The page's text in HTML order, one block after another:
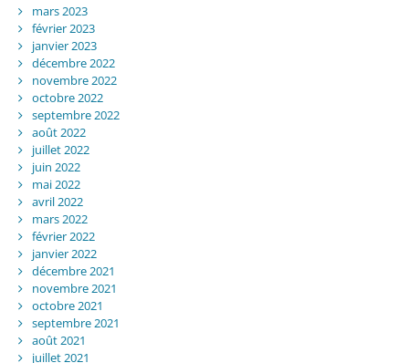
mars 2023
février 2023
janvier 2023
décembre 2022
novembre 2022
octobre 2022
septembre 2022
août 2022
juillet 2022
juin 2022
mai 2022
avril 2022
mars 2022
février 2022
janvier 2022
décembre 2021
novembre 2021
octobre 2021
septembre 2021
août 2021
juillet 2021